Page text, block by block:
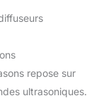
repose sur
ultrasoniques.